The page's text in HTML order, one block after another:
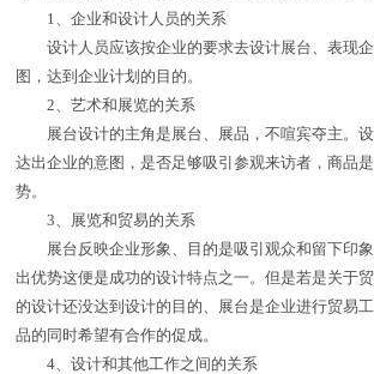
1、企业和设计人员的关系
设计人员应该按企业的要求去设计展台、表现企
图，达到企业计划的目的。
2、艺术和展览的关系
展台设计的主角是展台、展品，不喧宾夺主。设
达出企业的意图，是否足够吸引参观来访者，商品
势。
3、展览和贸易的关系
展台反映企业形象、目的是吸引观众和留下印象
出优势这便是成功的设计特点之一。但是若是关于
的设计还没达到设计的目的、展台是企业进行贸易
品的同时希望有合作的促成。
4、设计和其他工作之间的关系